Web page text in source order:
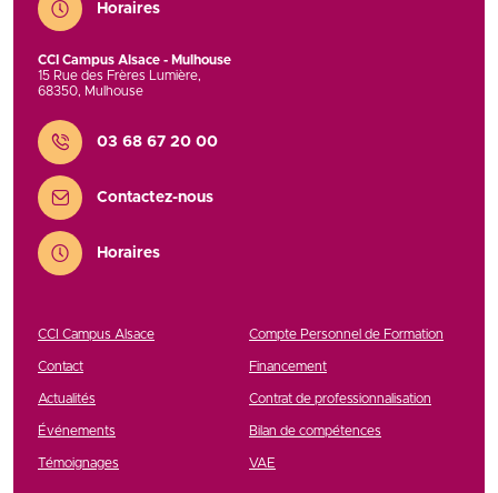
Horaires
CCI Campus Alsace - Mulhouse
15 Rue des Frères Lumière,
68350, Mulhouse
Contact
03 68 67 20 00
Contactez-nous
Horaires
CCI Campus Alsace
Contact
Actualités
Événements
Témoignages
Compte Personnel de Formation
Financement
Contrat de professionnalisation
Bilan de compétences
VAE